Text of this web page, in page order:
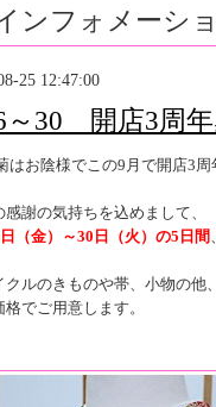
ンフォメーシ
25 12:47:00
～30 開店3周
はお陰様でこの9月で開店3
感謝の気持ちを込めまして、
（金）～30日（火）の5日間
クルのきものや帯、小物の他
格でご用意します。